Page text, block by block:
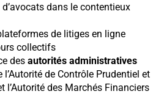
dans le contentieux
de litiges en ligne
collectifs
des autorités administratives
l’Autorité de Contrôle Prudentiel et
l’Autorité des Marchés Financiers